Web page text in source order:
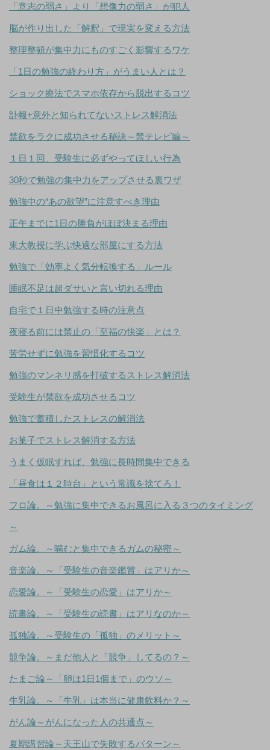
「意志の弱さ」より「想像力の弱さ」が犯人
脳が作り出した「解釈」で現実を変える方法
整理整頓が集中力にものすごく影響するワケ
「1日の勉強の終わり方」がうまい人とは？
ショック療法でスマホ依存から脱出するコツ
訃報+意外と知られてないストレス解消法
禁欲をラクに成功させる秘訣～禁テレビ編～
１日１回、受験生に必ずやってほしい行為
30秒で勉強の集中力をアップさせる裏ワザ
勉強中の“あの欲望”に注意すべき理由
正午までに1日の勝負がほぼ決まる理由
東大教授に学ぶ快適な部屋にする方法
勉強で「効率よく気分転換する」ルール
睡眠不足は超ダサいと言い切れる理由
自宅で１日中勉強する時の注意点
夜寝る前には禁止の「至福の快楽」とは？
苦労せずに勉強を習慣化するコツ
勉強のマンネリ感を打破するストレス解消法
受験生が禁欲を成功させるコツ
勉強で蓄積したストレスの解消法
お菓子でストレス解消する方法
うまく仮眠すれば、勉強に長時間集中できる
「昼食は１２時台」という常識を捨てろ！
フロ論。～勉強に集中できるお風呂に入る３つのタイミング
～
ガム論。～噛むと集中できるガムの秘密～
音楽論。～「受験生の音楽鑑賞」はアリか～
恋愛論。～「受験生の恋愛」はアリか～
読書論。～「受験生の読書」はアリなのか～
孤独論。～受験生の「孤独」のメリット～
競争論。～まだ他人と「競争」してるの？～
たまご論～「卵は1日1個まで」のウソ～
牛乳論。～「牛乳」は本当に健康飲料か？～
がん論～がんになった人の共通点～
夏期講習論～天王山で失敗するパターン～